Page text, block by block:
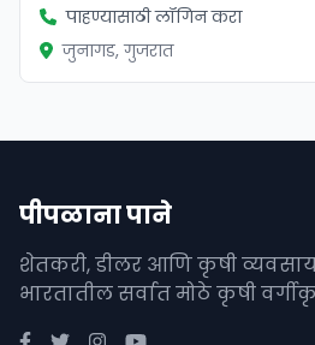
पाहण्यासाठी लॉगिन करा
जुनागड, गुजरात
पीपळाना पाने
शेतकरी, डीलर आणि कृषी
भारतातील सर्वात मोठे कृषी